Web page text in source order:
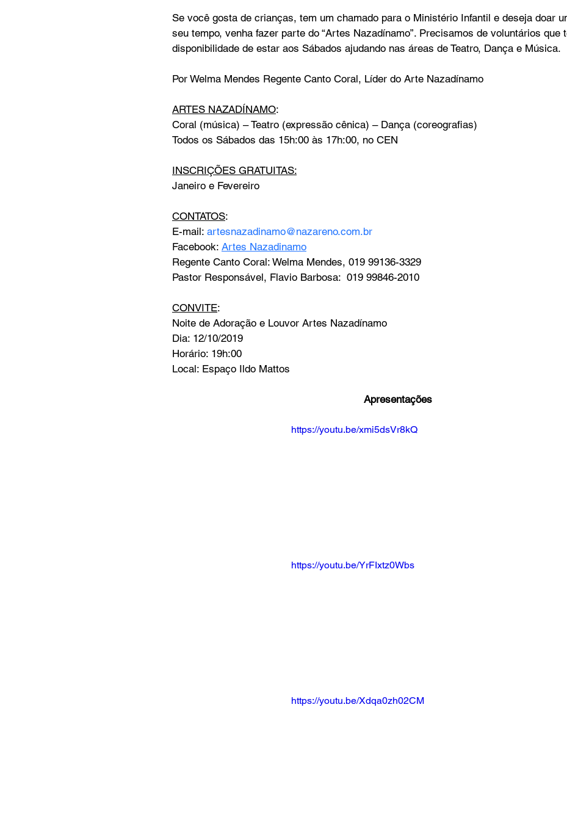
Se você gosta de crianças, tem um chamado para o Ministério Infantil e deseja doar
seu tempo, venha fazer parte do “Artes Nazadínamo”. Precisamos de voluntários que
disponibilidade de estar aos Sábados ajudando nas áreas de Teatro, Dança e Música.
Por Welma Mendes Regente Canto Coral, Líder do Arte Nazadínamo
ARTES NAZADÍNAMO:
Coral (música) – Teatro (expressão cênica) – Dança (coreografias)
Todos os Sábados das 15h:00 às 17h:00, no CEN
INSCRIÇÕES GRATUITAS:
Janeiro e Fevereiro
CONTATOS:
E-mail: artesnazadinamo@nazareno.com.br
Facebook: Artes Nazadinamo
Regente Canto Coral: Welma Mendes, 019 99136-3329
Pastor Responsável, Flavio Barbosa:  019 99846-2010
CONVITE:
Noite de Adoração e Louvor Artes Nazadínamo
Dia: 12/10/2019
Horário: 19h:00
Local: Espaço Ildo Mattos
Apresentações
https://youtu.be/xmi5dsVr8kQ
https://youtu.be/YrFIxtz0Wbs
https://youtu.be/Xdqa0zh02CM